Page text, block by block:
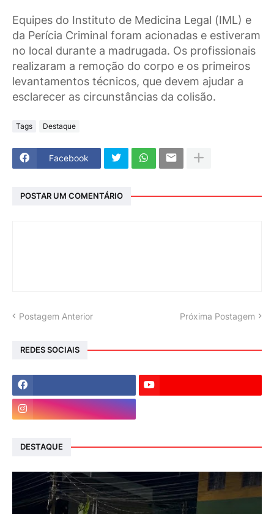
Equipes do Instituto de Medicina Legal (IML) e
da Perícia Criminal foram acionadas e estiveram
no local durante a madrugada. Os profissionais
realizaram a remoção do corpo e os primeiros
levantamentos técnicos, que devem ajudar a
esclarecer as circunstâncias da colisão.
Tags Destaque
Facebook
POSTAR UM COMENTÁRIO
Postagem Anterior Próxima Postagem
REDES SOCIAIS
DESTAQUE